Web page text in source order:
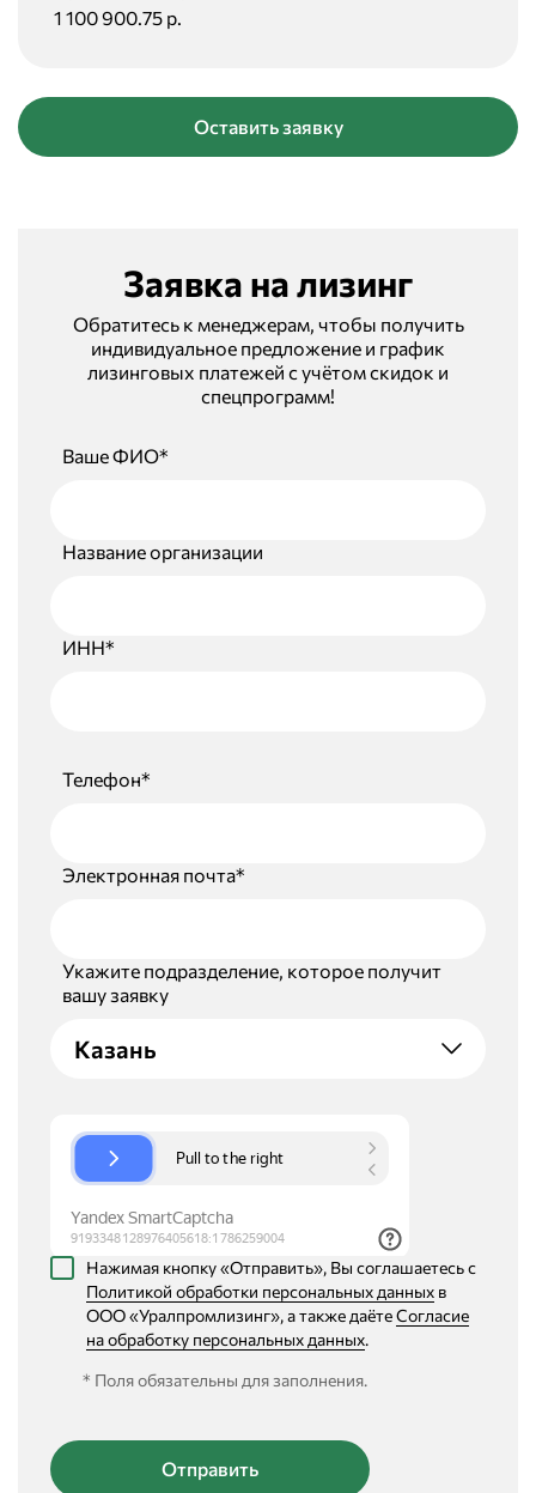
1 100 900.75 р.
Оставить заявку
Заявка на лизинг
Обратитесь к менеджерам, чтобы получить
индивидуальное предложение и график
лизинговых платежей с учётом скидок и
спецпрограмм!
Ваше ФИО*
Название организации
ИНН*
Телефон*
Электронная почта*
Укажите подразделение, которое получит
вашу заявку
Казань
Нажимая кнопку «Отправить», Вы соглашаетесь с
Политикой обработки персональных данных
ООО «Уралпромлизинг», а также даётеСогласие
на обработку персональных данных.
* Поля обязательны для заполнения.